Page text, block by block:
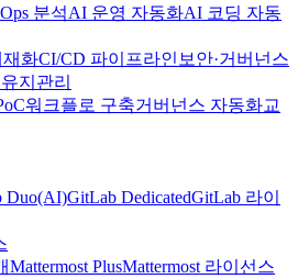
분석AI 운영 자동화AI 코딩 자동
재화CI/CD 파이프라인 보안·거버넌스
지관리
워크플로 구축거버넌스 자동화교
Duo(AI)GitLab DedicatedGitLab 라이
Mattermost PlusMattermost 라이선스